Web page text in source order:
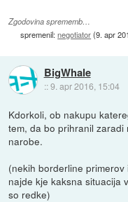
Zgodovina sprememb…
spremenil:negotiator(9. apr
BigWhale
::9. apr 2016, 15:04
Kdorkoli, ob nakupu
tem, da bo prihranil
narobe.
(nekih borderline
najde kje kaksna situacija
so redke)